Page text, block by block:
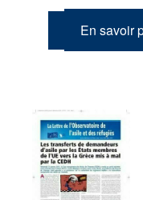
En savoir